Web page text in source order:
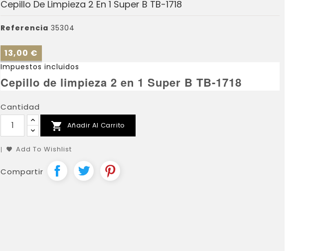
Cepillo De Limpieza 2 En 1 Super B TB-1718
Referencia 35304
13,00 €
Impuestos incluidos
Cepillo de limpieza 2 en 1 Super B TB-1718
Cantidad
 Añadir Al Carrito
Add To Wishlist
Compartir